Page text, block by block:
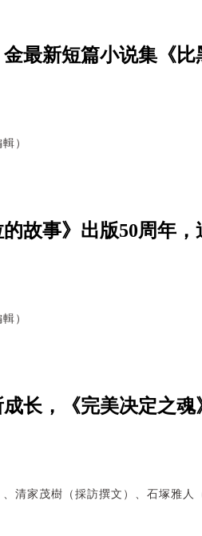
最新短篇小说集《
）
故事》出版50周年
）
长，《完美决定之
清家茂樹（採訪撰文）、石塚雅人